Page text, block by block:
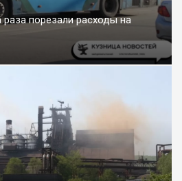
порезали расходы на